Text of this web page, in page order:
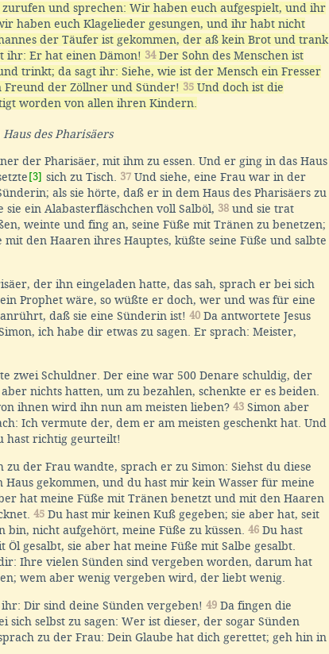
und sprechen: Wir haben euch aufgespielt, und ihr
haben euch Klagelieder gesungen, und ihr habt nicht
der Täufer ist gekommen, der aß kein Brot und trank
ihr: Er hat einen Dämon! 34Der Sohn des Menschen ist
trinkt; da sagt ihr: Siehe, wie ist der Mensch ein Fresser
Freund der Zöllner und Sünder! 35 Und doch ist die
worden von allen ihren Kindern.
des Pharisäers
der Pharisäer, mit ihm zu essen. Und er ging in das Haus
[3] sich zu Tisch. 37 Und siehe, eine Frau war in der
als sie hörte, daß er in dem Haus des Pharisäers zu
sie ein Alabasterfläschchen voll Salböl, 38 und sie trat
weinte und fing an, seine Füße mit Tränen zu benetzen;
mit den Haaren ihres Hauptes, küßte seine Füße und salbte
der ihn eingeladen hatte, das sah, sprach er bei sich
Prophet wäre, so wüßte er doch, wer und was für eine
daß sie eine Sünderin ist! 40 Da antwortete Jesus
ich habe dir etwas zu sagen. Er sprach: Meister,
zwei Schuldner. Der eine war 500 Denare schuldig, der
aber nichts hatten, um zu bezahlen, schenkte er es beiden.
ihnen wird ihn nun am meisten lieben? 43 Simon aber
Ich vermute der, dem er am meisten geschenkt hat. Und
hast richtig geurteilt!
der Frau wandte, sprach er zu Simon: Siehst du diese
Haus gekommen, und du hast mir kein Wasser für meine
hat meine Füße mit Tränen benetzt und mit den Haaren
45 Du hast mir keinen Kuß gegeben; sie aber hat, seit
bin, nicht aufgehört, meine Füße zu küssen. 46 Du hast
gesalbt, sie aber hat meine Füße mit Salbe gesalbt.
Ihre vielen Sünden sind vergeben worden, darum hat
wem aber wenig vergeben wird, der liebt wenig.
Dir sind deine Sünden vergeben! 49 Da fingen die
sich selbst zu sagen: Wer ist dieser, der sogar Sünden
zu der Frau: Dein Glaube hat dich gerettet; geh hin in